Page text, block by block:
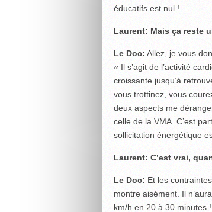
éducatifs est nul !
Laurent: Mais ça reste
Le Doc: Allez, je vous
« Il s’agit de l’activité
croissante jusqu’à
vous trottinez, vous
deux aspects me
celle de la VMA. C’est
sollicitation énergétique
Laurent: C’est vrai,
Le Doc: Et les
montre aisément. Il
km/h en 20 à 30 minutes